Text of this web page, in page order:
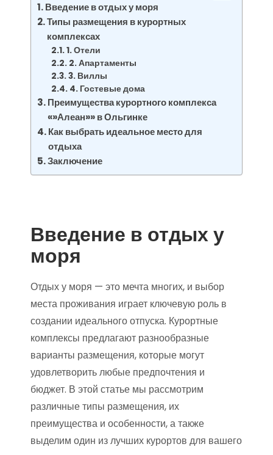
Введение в отдых у моря
Типы размещения в курортных
комплексах
1. Отели
2. Апартаменты
3. Виллы
4. Гостевые дома
Преимущества курортного комплекса
«»Алеан»» в Ольгинке
Как выбрать идеальное место для
отдыха
Заключение
Введение в отдых у
моря
Отдых у моря — это мечта многих, и выбор
места проживания играет ключевую роль в
создании идеального отпуска. Курортные
комплексы предлагают разнообразные
варианты размещения, которые могут
удовлетворить любые предпочтения и
бюджет. В этой статье мы рассмотрим
различные типы размещения, их
преимущества и особенности, а также
выделим один из лучших курортов для вашего